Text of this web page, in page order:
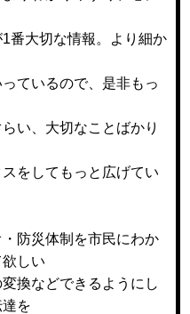
番大切な情報。より細か
ているので、是非もっ
い、大切なことばかり
をしてもっと広げてい
防災体制を市民にわか
しい
換などできるようにし
を